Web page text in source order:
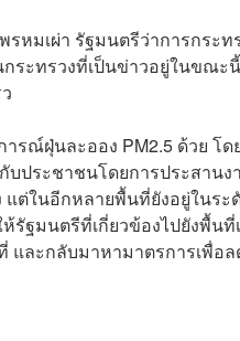
หม​เผ่า​ รัฐมนตรีว่าการกระ
ระทรวงที่เป็นข่าวอยู่ในขณ
รณ์ฝุ่นละออง PM2.5 ด้วย โ
ประชาชนโดยการประสานง
ในอีกหลายพื้นที่ยังอยู่ในระ
ฐมนตรีที่เกี่ยวข้องไปยังพื้น
ละกลับมาหามาตรการเพื่อ